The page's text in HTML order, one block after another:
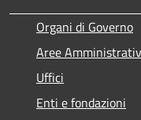
Organi di Governo
Aree
Uffici
Enti e fondazioni